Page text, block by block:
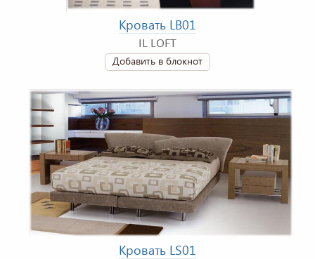
Кровать LB01
IL LOFT
Добавить в блокнот
Кровать LS01